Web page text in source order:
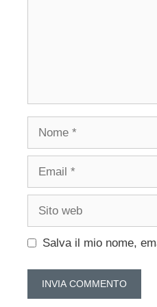
Nome
Email
Sito
Salva il mio nome,